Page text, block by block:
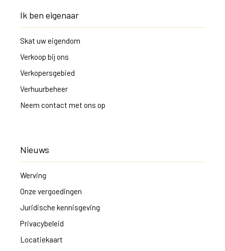
Ik ben eigenaar
Skat uw eigendom
Verkoop bij ons
Verkopersgebied
Verhuurbeheer
Neem contact met ons op
Nieuws
Werving
Onze vergoedingen
Juridische kennisgeving
Privacybeleid
Locatiekaart